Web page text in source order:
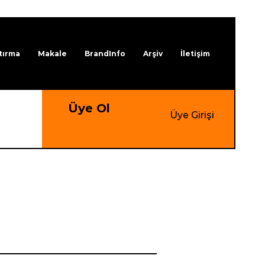
Makale BrandInfo Arşiv İletişim
Üye Ol Üye Girişi